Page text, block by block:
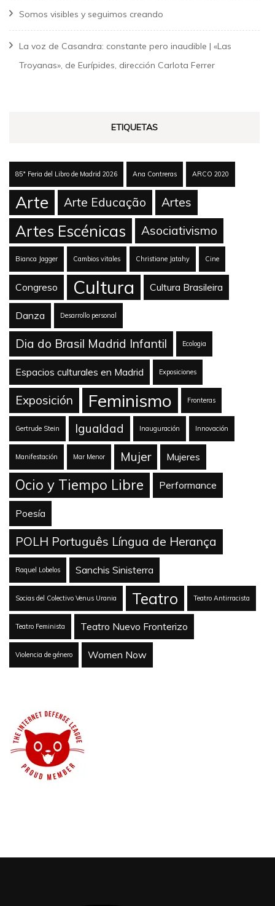
Somos visibles y seguimos creando
La voz de Casandra: constante pero inaudible | «Las
Troyanas», de Eurípides, dirección Carlota Ferrer
ETIQUETAS
85ª Feria del Libro de Madrid 2026 Ana Contreras ARCO 2020
Arte Arte Educação Artes
Artes Escénicas Asociativismo
Bianca Jagger Cambios vitales Christiane Jatahy Cine
Congreso Cultura Cultura Brasileira
Danza Desarrollo personal
Dia do Brasil Madrid Infantil Ecologia
Espacios culturales en Madrid Exposiciones
Exposición Feminismo Fronteras
Gertrude Stein Igualdad Inauguración Innovación
Manifestación Mar Menor Mujer Mujeres
Ocio y Tiempo Libre Performance
Poesía
POLH Português Língua de Herança
Raquel Lobelos Sanchis Sinisterra
Socias del Colectivo Venus Urania Teatro Teatro Antirracista
Teatro Feminista Teatro Nuevo Fronterizo
Violencia de género Women Now